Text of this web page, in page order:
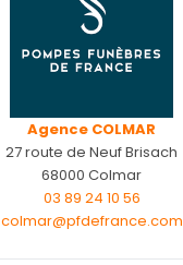
Agence COLMAR
27 route de Neuf Brisach
68000 Colmar
03 89 24 10 56
colmar@pfdefrance.com